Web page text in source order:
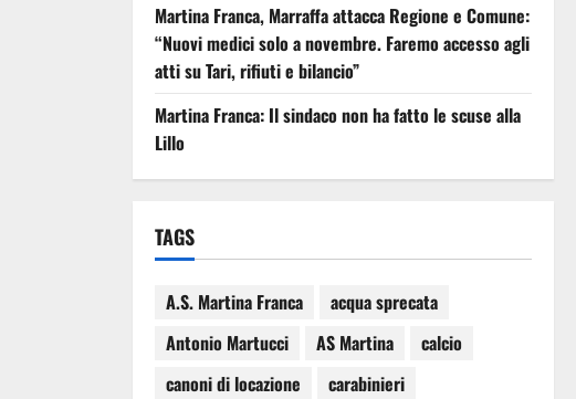
Martina Franca, Marraffa attacca Regione e Comune:
“Nuovi medici solo a novembre. Faremo accesso agli
atti su Tari, rifiuti e bilancio”
Martina Franca: Il sindaco non ha fatto le scuse alla
Lillo
TAGS
A.S. Martina Franca
acqua sprecata
Antonio Martucci
AS Martina
calcio
canoni di locazione
carabinieri